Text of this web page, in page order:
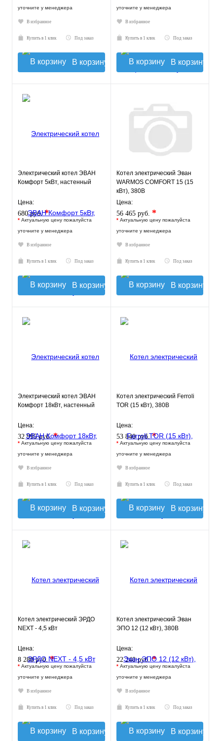
уточните у менеджера
В избранное
Купить в 1 клик Под заказ
В корзину
уточните у менеджера
В избранное
Купить в 1 клик Под заказ
В корзину
Электрический котел ЭВАН
Комфорт 5кВт, настенный
Цена:
680 руб.*
* Актуальную цену пожалуйста
уточните у менеджера
В избранное
Купить в 1 клик Под заказ
В корзину
Котел электрический Эван
WARMOS COMFORT 15 (15
кВт), 380В
Цена:
56 465 руб. *
* Актуальную цену пожалуйста
уточните у менеджера
В избранное
Купить в 1 клик Под заказ
В корзину
Электрический котел ЭВАН
Комфорт 18кВт, настенный
Цена:
32 995 руб.*
* Актуальную цену пожалуйста
уточните у менеджера
В избранное
Купить в 1 клик Под заказ
В корзину
Котел электрический Ferroli
TOR (15 кВт), 380В
Цена:
53 840 руб.*
* Актуальную цену пожалуйста
уточните у менеджера
В избранное
Купить в 1 клик Под заказ
В корзину
Котел электрический ЭРДО
NEXT - 4,5 кВт
Цена:
8 280 руб.*
* Актуальную цену пожалуйста
уточните у менеджера
В избранное
Купить в 1 клик Под заказ
В корзину
Котел электрический Эван
ЭПО 12 (12 кВт), 380В
Цена:
22 240 руб.*
* Актуальную цену пожалуйста
уточните у менеджера
В избранное
Купить в 1 клик Под заказ
В корзину